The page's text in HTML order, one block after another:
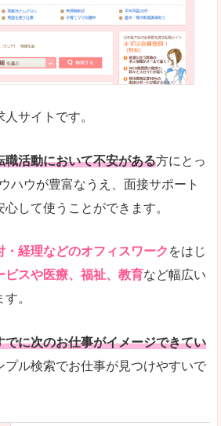
どのオフィスワークを探している方にとっ
強い部分があるので、逆に一般的なお仕
、女性ならではの職種の専門性が高いの
パレル・コスメ、エステ・ネイル・美容
が高いので、これらのお仕事に転職を考
ートグループなので、大手という安心感も
やすく、求人詳細にも画像やイラストな
サイトです。
職活動において不安がある方にとっ
ハウが豊富なうえ、面接サポート
して使うことができます。
経理などのオフィスワーク をはじ
ビスや医療、福祉、教育など幅広い
。
でに次のお仕事がイメージできてい
プル検索でお仕事が見つけやすいで